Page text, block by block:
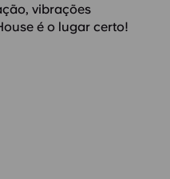
vibrações
é o lugar certo!